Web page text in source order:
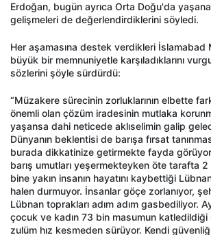
Erdoğan, bugün ayrıca Orta Doğu'da
gelişmeleri de değerlendirdiklerini söyledi.
Her aşamasına destek verdikleri İslamabad
büyük bir memnuniyetle karşıladıklarını
sözlerini şöyle sürdürdü:
“Müzakere sürecinin zorluklarının elbette
önemli olan çözüm iradesinin mutlaka
yaşansa dahi neticede aklıselimin galip
Dünyanın beklentisi de barışa fırsat
burada dikkatinize getirmekte fayda
barış umutları yeşermekteyken öte tarafta
bine yakın insanın hayatını kaybettiği
halen durmuyor. İnsanlar göçe zorlanıyor,
Lübnan toprakları adım adım gasbediliyor.
çocuk ve kadın 73 bin masumun
zulüm hız kesmeden sürüyor. Kendi